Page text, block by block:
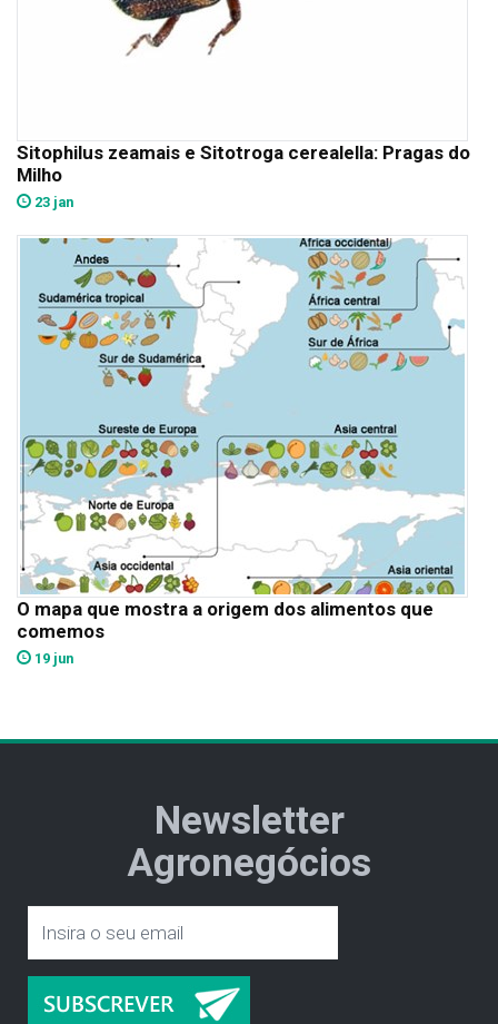
Sitophilus zeamais e Sitotroga cerealella: Pragas do
Milho
23 jan
O mapa que mostra a origem dos alimentos que
comemos
19 jun
Newsletter
Agronegócios